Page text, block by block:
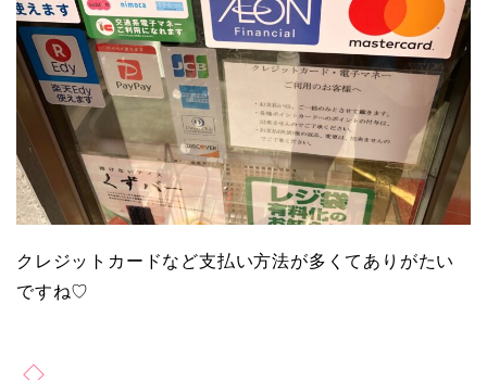
クレジットカードなど支払い方法が多くてありがたい
ですね♡